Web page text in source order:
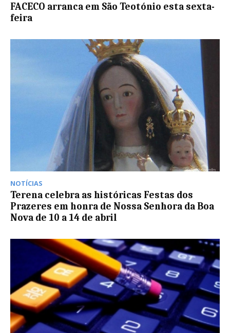
FACECO arranca em São Teotónio esta sexta-
feira
NOTÍCIAS
Terena celebra as históricas Festas dos
Prazeres em honra de Nossa Senhora da Boa
Nova de 10 a 14 de abril